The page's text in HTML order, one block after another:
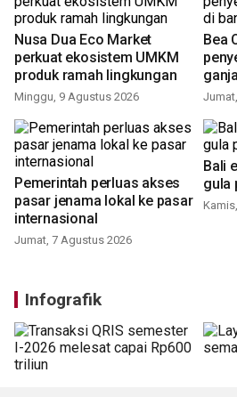
Nusa Dua Eco Market
perkuat ekosistem UMKM
produk ramah lingkungan
Minggu, 9 Agustus 2026
Bea
Pemerintah perluas akses
pasar jenama lokal ke pasar
internasional
Jumat, 7 Agustus 2026
Bali
gula
Infografik